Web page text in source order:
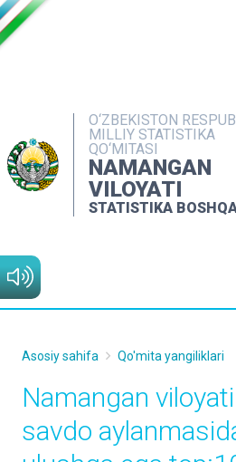
O‘ZBEKISTON
MILLIY STATISTIKA
QO‘MITASI
NAMANGAN
VILOYATI
STATISTIKA
NASHRLAR
INTERAKTIV
MATBUOT
Asosiy sahifa Qo'mita yangiliklari
Namangan
savdo